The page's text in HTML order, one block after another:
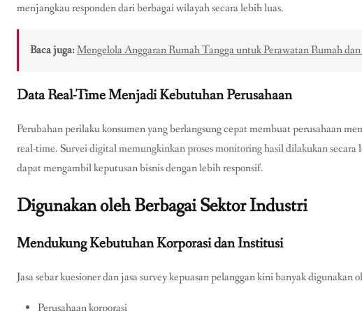
menjangkau responden dari berbagai wilayah secara lebih luas.
Baca juga:Mengelola Anggaran Rumah Tangga untuk Perawatan Rumah
Data Real-Time Menjadi Kebutuhan Perusahaan
Perubahan perilaku konsumen yang berlangsung cepat membuat perusahaan
real-time. Survei digital memungkinkan proses monitoring hasil dilakukan secara
dapat mengambil keputusan bisnis dengan lebih responsif.
Digunakan oleh Berbagai Sektor Industri
Mendukung Kebutuhan Korporasi dan Institusi
Jasa sebar kuesioner dan jasa survey kepuasan pelanggan kini banyak digunakan
Perusahaan korporasi